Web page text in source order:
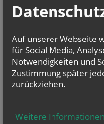
GOTTESDIENSTE
TERMINE
Sa.., 15. August 2026 08:00
Maria Himmelfahrt, 8:00 Hl.
So.., 30. August 2026 09:30
Sa.., 05. September 2026 08:00
Heilige Messe in der
Auf unserer Webseite
für Social Media,
Notwendigkeiten und
Zustimmung später
zurückziehen.
Weitere